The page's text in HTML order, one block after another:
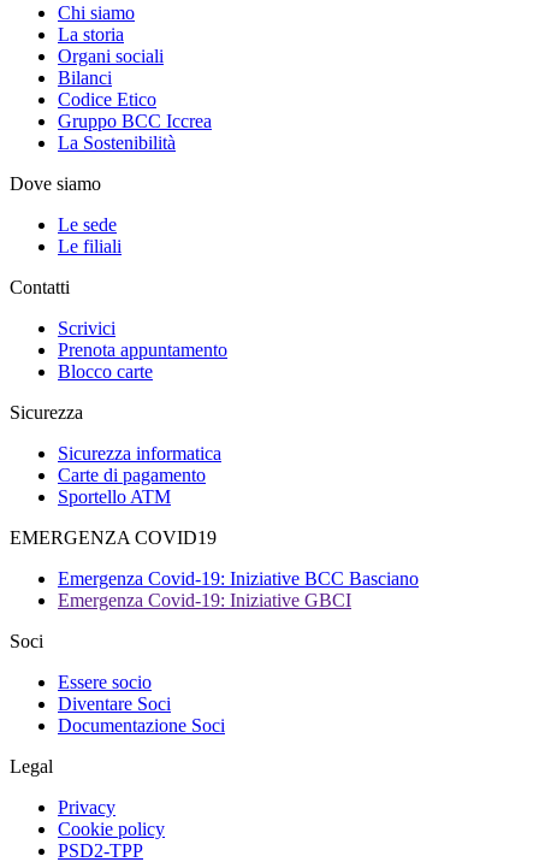
Chi siamo
La storia
Organi sociali
Bilanci
Codice Etico
Gruppo BCC Iccrea
La Sostenibilità
Dove siamo
Le sede
Le filiali
Contatti
Scrivici
Prenota appuntamento
Blocco carte
Sicurezza
Sicurezza informatica
Carte di pagamento
Sportello ATM
EMERGENZA COVID19
Emergenza Covid-19: Iniziative BCC Basciano
Emergenza Covid-19: Iniziative GBCI
Soci
Essere socio
Diventare Soci
Documentazione Soci
Legal
Privacy
Cookie policy
PSD2-TPP